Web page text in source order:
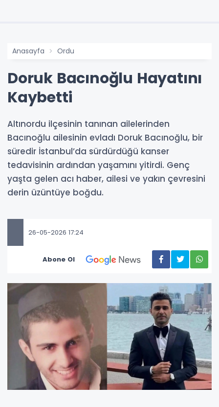
Anasayfa Ordu
Doruk Bacınoğlu Hayatını
Kaybetti
Altınordu ilçesinin tanınan ailelerinden
Bacınoğlu ailesinin evladı Doruk Bacınoğlu, bir
süredir İstanbul’da sürdürdüğü kanser
tedavisinin ardından yaşamını yitirdi. Genç
yaşta gelen acı haber, ailesi ve yakın çevresini
derin üzüntüye boğdu.
26-05-2026 17:24
Abone Ol